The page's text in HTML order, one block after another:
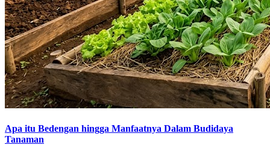
Apa itu Bedengan hingga Manfaatnya Dalam Budidaya
Tanaman